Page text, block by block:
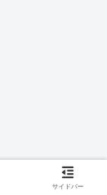
サイドバー